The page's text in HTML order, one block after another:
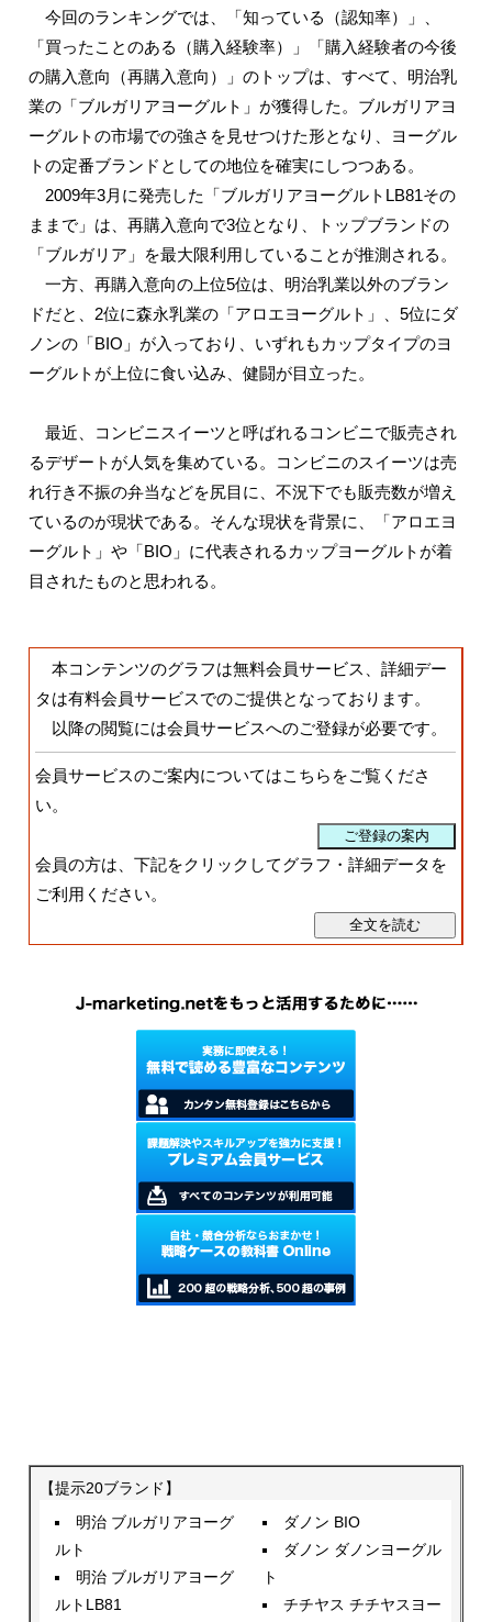
今回のランキングでは、「知っている（認知率）」、
「買ったことのある（購入経験率）」「購入経験者の今後
の購入意向（再購入意向）」のトップは、すべて、明治乳
業の「ブルガリアヨーグルト」が獲得した。ブルガリアヨ
ーグルトの市場での強さを見せつけた形となり、ヨーグル
トの定番ブランドとしての地位を確実にしつつある。
2009年3月に発売した「ブルガリアヨーグルトLB81その
ままで」は、再購入意向で3位となり、トップブランドの
「ブルガリア」を最大限利用していることが推測される。
一方、再購入意向の上位5位は、明治乳業以外のブラン
ドだと、2位に森永乳業の「アロエヨーグルト」、5位にダ
ノンの「BIO」が入っており、いずれもカップタイプのヨ
ーグルトが上位に食い込み、健闘が目立った。
最近、コンビニスイーツと呼ばれるコンビニで販売され
るデザートが人気を集めている。コンビニのスイーツは売
れ行き不振の弁当などを尻目に、不況下でも販売数が増え
ているのが現状である。そんな現状を背景に、「アロエヨ
ーグルト」や「BIO」に代表されるカップヨーグルトが着
目されたものと思われる。
本コンテンツのグラフは無料会員サービス、詳細デー
タは有料会員サービスでのご提供となっております。
以降の閲覧には会員サービスへのご登録が必要です。
会員サービスのご案内についてはこちらをご覧くださ
い。
会員の方は、下記をクリックしてグラフ・詳細データを
ご利用ください。
【提示20ブランド】
明治 ブルガリアヨーグ
ルト
明治 ブルガリアヨーグ
ルトLB81
ダノン BIO
ダノン ダノンヨーグル
ト
チチヤス チチヤスヨー